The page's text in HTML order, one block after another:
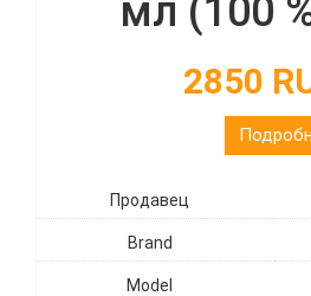
мл (100
2850
Продавец
Brand
Model